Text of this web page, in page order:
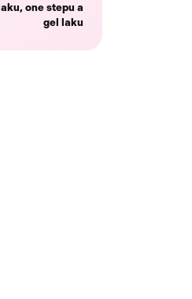
laku, one stepu a
gel laku